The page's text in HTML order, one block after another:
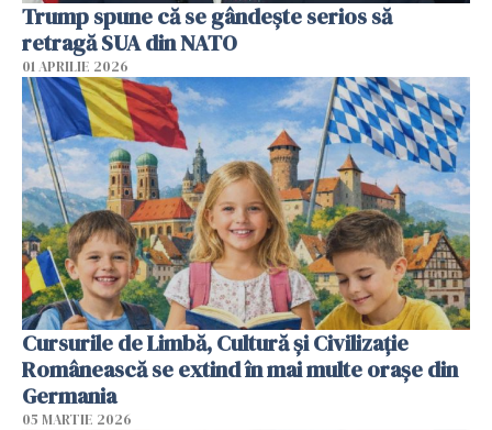
Trump spune că se gândeşte serios să
retragă SUA din NATO
01 APRILIE 2026
Cursurile de Limbă, Cultură și Civilizație
Românească se extind în mai multe orașe din
Germania
05 MARTIE 2026